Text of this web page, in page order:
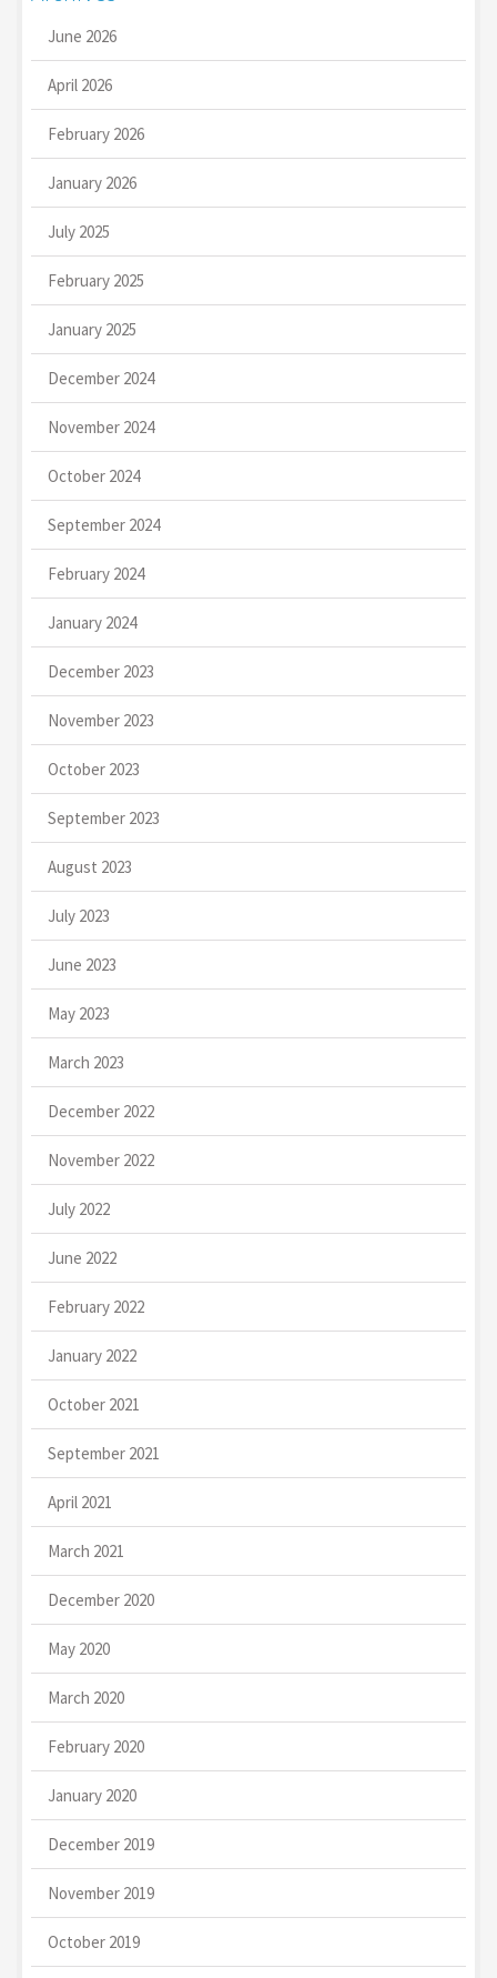
June 2026
April 2026
February 2026
January 2026
July 2025
February 2025
January 2025
December 2024
November 2024
October 2024
September 2024
February 2024
January 2024
December 2023
November 2023
October 2023
September 2023
August 2023
July 2023
June 2023
May 2023
March 2023
December 2022
November 2022
July 2022
June 2022
February 2022
January 2022
October 2021
September 2021
April 2021
March 2021
December 2020
May 2020
March 2020
February 2020
January 2020
December 2019
November 2019
October 2019